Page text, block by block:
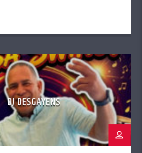
en Valencia, España, continúa
siempre en busca de la
DJ DESGAYENS